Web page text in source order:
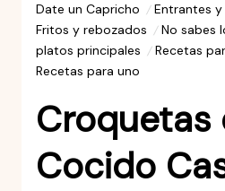
Date un Capricho
Entrantes
Fritos y rebozados
No sabes
platos principales
Recetas
Recetas para uno
Croquetas
Cocido